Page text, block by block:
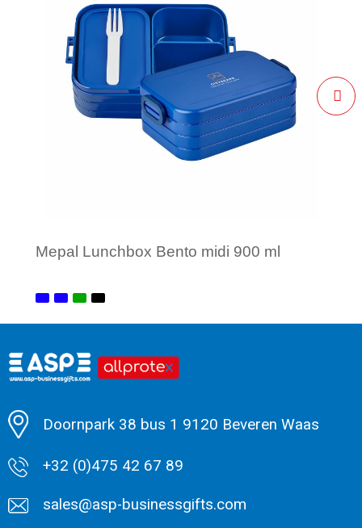
Mepal Lunchbox Bento midi 900 ml
Minimale afname: 1
Doornpark 38 bus 1 9120 Beveren Waas
+32 (0)475 42 67 89
sales@asp-businessgifts.com